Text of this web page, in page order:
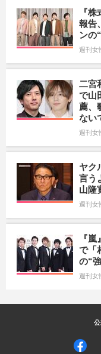
『
報告
ンの
週刊女
二宮
で山
薦、
ない
週刊女
ヤク
言う
山隆
週刊女
『
で「
の“
週刊女